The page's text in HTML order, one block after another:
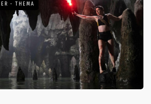
- THEMA